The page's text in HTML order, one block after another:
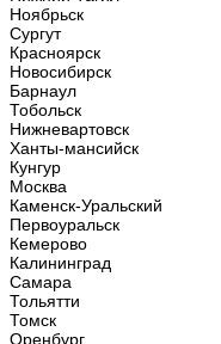
Ноябрьск
Сургут
Красноярск
Новосибирск
Барнаул
Тобольск
Нижневартовск
Ханты-мансийск
Кунгур
Москва
Каменск-Уральский
Первоуральск
Кемерово
Калининград
Самара
Тольятти
Томск
Оренбург